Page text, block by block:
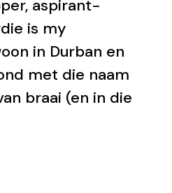
aspirant-
is my
in Durban en
met die naam
braai (en in die